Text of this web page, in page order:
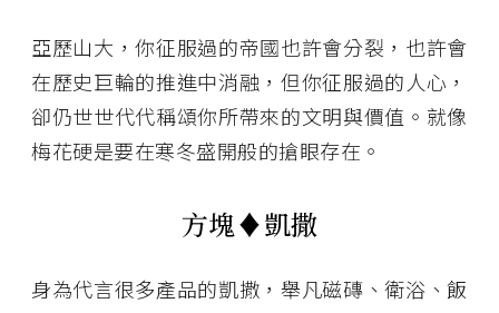
亞歷山大，你征服過的帝國也許會分裂，也許會
在歷史巨輪的推進中消融，但你征服過的人心，
卻仍世世代代稱頌你所帶來的文明與價值。就像
梅花硬是要在寒冬盛開般的搶眼存在。
方塊♦――凱撒
身為代言很多產品的凱撒，舉凡磁磚、衛浴、飯